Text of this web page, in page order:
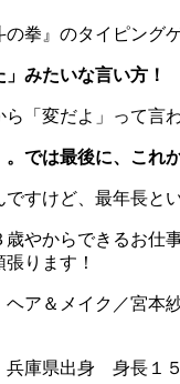
拳』のタイピング
みたいな言い方！
「変だよ」って言
では最後に、これ
すけど、最年長と
やからできるお仕
ります！
ア＆メイク／宮本
兵庫県出身 身長